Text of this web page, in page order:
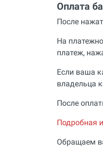
Оплата
После
На
платеж,
Если ваша
владельца
После
Подробная
Обращаем